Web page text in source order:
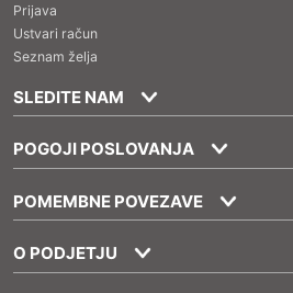
Prijava
Ustvari račun
Seznam želja
SLEDITE NAM
POGOJI POSLOVANJA
POMEMBNE POVEZAVE
O PODJETJU